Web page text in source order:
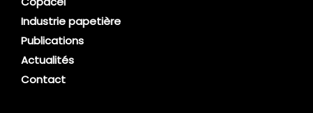
Industrie papetière
Publications
Actualités
Contact